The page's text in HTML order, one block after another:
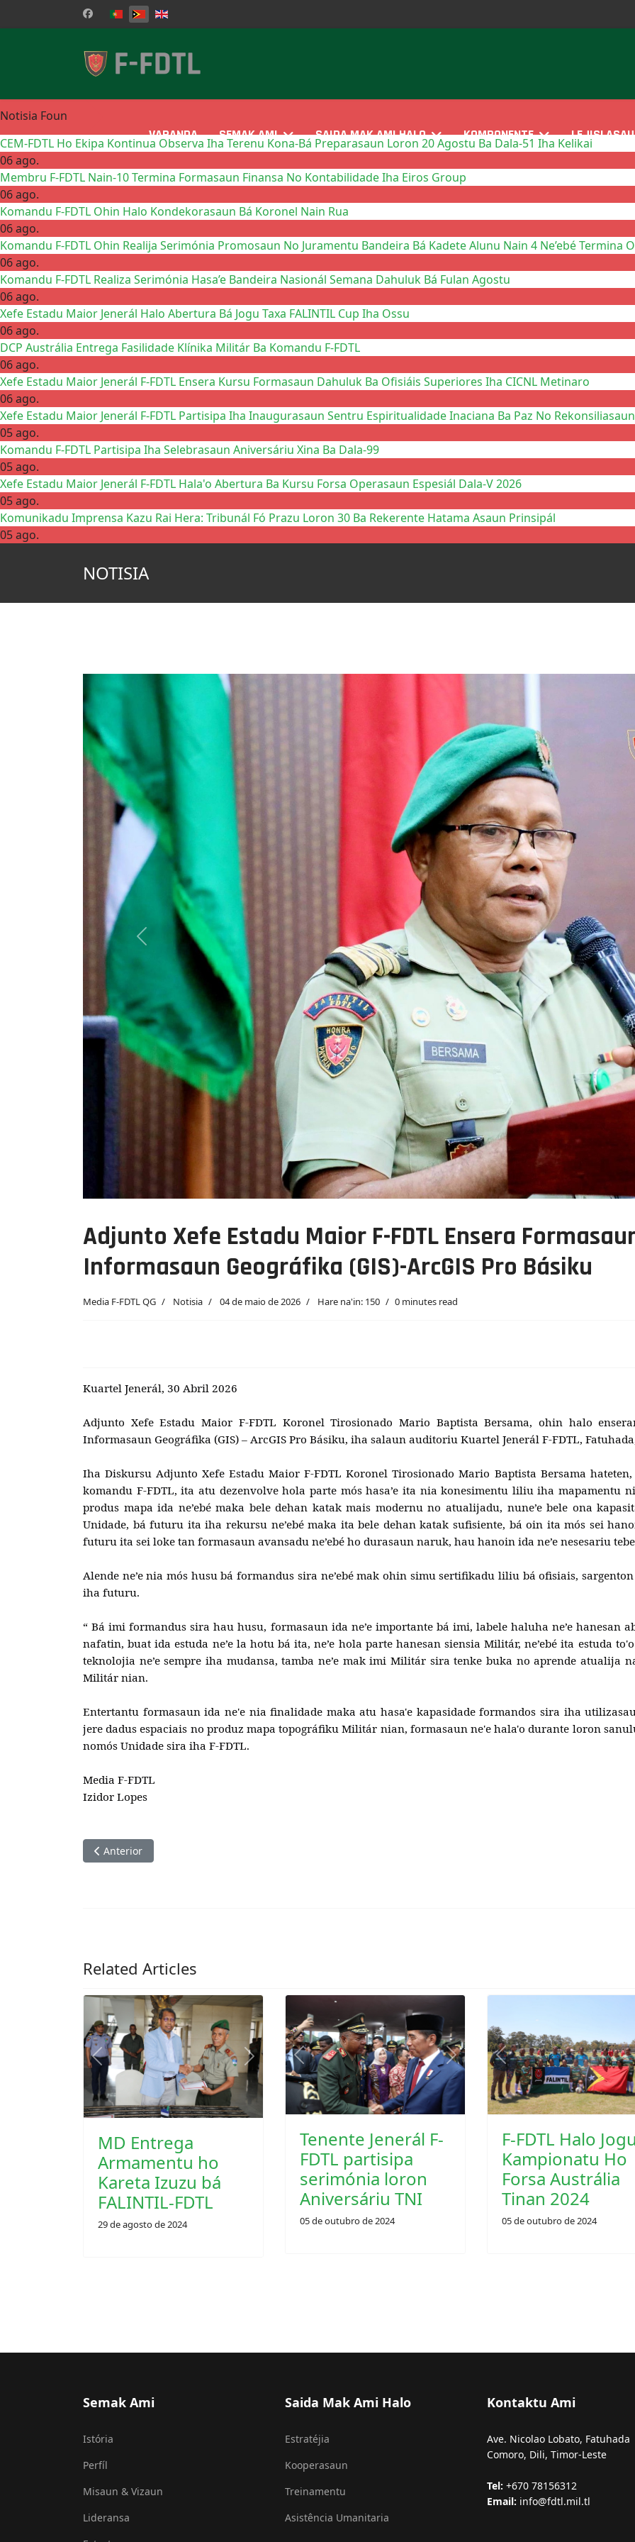
Selecione o seu idioma
VARANDA SEMAK AMI SAIDA MAK AMI HALO KOMPONENTE
Notisia Foun
CEM-FDTL Ho Ekipa Kontinua Observa Iha Terenu Kona-Bá Preparasaun Loron 20 Agostu Ba Dala-51 Iha Kelikai
06 ago.
Membru F-FDTL Nain-10 Termina Formasaun Finansa No Kontabilidade Iha Eiros Group
06 ago.
Komandu F-FDTL Ohin Halo Kondekorasaun Bá Koronel Nain Rua
06 ago.
Komandu F-FDTL Ohin Realija Serimónia Promosaun No Juramentu Bandeira Bá Kadete Alunu Nain 4 Ne’ebé
06 ago.
Komandu F-FDTL Realiza Serimónia Hasa’e Bandeira Nasionál Semana Dahuluk Bá Fulan Agostu
06 ago.
Xefe Estadu Maior Jenerál Halo Abertura Bá Jogu Taxa FALINTIL Cup Iha Ossu
06 ago.
DCP Austrália Entrega Fasilidade Klínika Militár Ba Komandu F-FDTL
06 ago.
Xefe Estadu Maior Jenerál F-FDTL Ensera Kursu Formasaun Dahuluk Ba Ofisiáis Superiores Iha CICNL Metinaro
06 ago.
Xefe Estadu Maior Jenerál F-FDTL Partisipa Iha Inaugurasaun Sentru Espiritualidade Inaciana Ba Paz No Rekonsiliasaun
05 ago.
Komandu F-FDTL Partisipa Iha Selebrasaun Aniversáriu Xina Ba Dala-99
05 ago.
Xefe Estadu Maior Jenerál F-FDTL Hala'o Abertura Ba Kursu Forsa Operasaun Espesiál Dala-V 2026
05 ago.
Komunikadu Imprensa Kazu Rai Hera: Tribunál Fó Prazu Loron 30 Ba Rekerente Hatama Asaun Prinsipál
05 ago.
NOTISIA
Previous
Adjunto Xefe Estadu Maior F-FDTL Ensera
Informasaun Geográfika (GIS)-ArcGIS Pro Básiku
Media F-FDTL QG Notisia 04 de maio de 2026 Hare na'in: 150 0 minutes read
Kuartel Jenerál, 30 Abril 2026
Adjunto Xefe Estadu Maior F-FDTL Koronel Tirosionado Mario Baptista Bersama, ohin halo
Informasaun Geográfika (GIS) – ArcGIS Pro Básiku, iha salaun auditoriu Kuartel Jenerál F-FDTL,
Iha Diskursu Adjunto Xefe Estadu Maior F-FDTL Koronel Tirosionado Mario Baptista Bersama
komandu F-FDTL, ita atu dezenvolve hola parte mós hasa’e ita nia konesimentu liliu iha
produs mapa ida ne’ebé maka bele dehan katak mais modernu no atualijadu, nune’e bele ona
Unidade, bá futuru ita iha rekursu ne’ebé maka ita bele dehan katak sufisiente, bá oin ita mós sei
futuru ita sei loke tan formasaun avansadu ne’ebé ho durasaun naruk, hau hanoin ida ne’e nesesariu
Alende ne’e nia mós husu bá formandus sira ne’ebé mak ohin simu sertifikadu liliu bá ofisiais,
iha futuru.
“ Bá imi formandus sira hau husu, formasaun ida ne’e importante bá imi, labele haluha ne’e hanesan
nafatin, buat ida estuda ne’e la hotu bá ita, ne’e hola parte hanesan siensia Militár, ne’ebé ita estuda
teknolojia ne’e sempre iha mudansa, tamba ne’e mak imi Militár sira tenke buka no aprende atualija
Militár nian.
Entertantu formasaun ida ne'e nia finalidade maka atu hasa'e kapasidade formandos sira iha
jere dadus espaciais no produz mapa topográfiku Militár nian, formasaun ne'e hala'o durante loron
nomós Unidade sira iha F-FDTL.
Media F-FDTL
Izidor Lopes
Artigo anterior: Adjunto Adido Defeza Indonésia Halo Sorumutu Ho Xefe Estadu Maior Jenerál F-FDTL
Anterior
Related Articles
Previous Next
MD Entrega
Armamentu ho
Kareta Izuzu bá
FALINTIL-FDTL
29 de agosto de 2024
Previous Next
Tenente Jenerál F-
FDTL partisipa
serimónia loron
Aniversáriu TNI
05 de outubro de 2024
Previous
F-FDTL Halo
Kampionatu Ho
Forsa Austrália
Tinan 2024
05 de outubro de 2024
Istória
Perfíl
Misaun & Vizaun
Estratéjia
Kooperasaun
Treinamentu
Ave. Nicolao Lobato, Fatuhada
Tel:+670 78156312